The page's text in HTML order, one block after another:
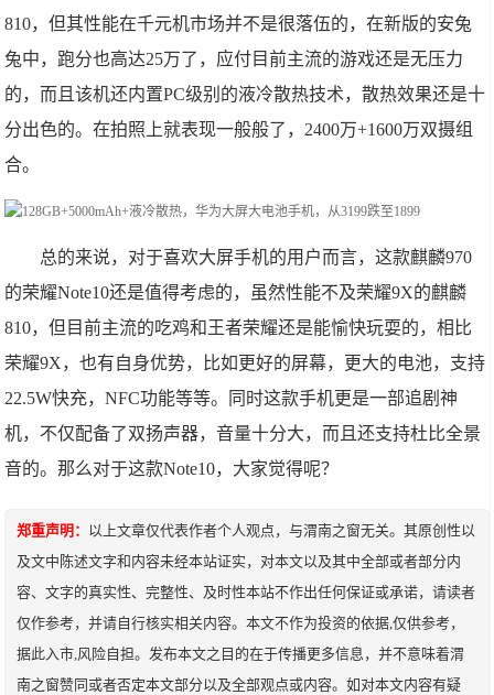
810，但其性能在千元机市场并不是很落伍的，在新版的安兔
兔中，跑分也高达25万了，应付目前主流的游戏还是无压力
的，而且该机还内置PC级别的液冷散热技术，散热效果还是十
分出色的。在拍照上就表现一般般了，2400万+1600万双摄组
合。
总的来说，对于喜欢大屏手机的用户而言，这款麒麟970
的荣耀Note10还是值得考虑的，虽然性能不及荣耀9X的麒麟
810，但目前主流的吃鸡和王者荣耀还是能愉快玩耍的，相比
荣耀9X，也有自身优势，比如更好的屏幕，更大的电池，支持
22.5W快充，NFC功能等等。同时这款手机更是一部追剧神
机，不仅配备了双扬声器，音量十分大，而且还支持杜比全景
音的。那么对于这款Note10，大家觉得呢？
郑重声明： 以上文章仅代表作者个人观点，与渭南之窗无关。其原创性以
及文中陈述文字和内容未经本站证实，对本文以及其中全部或者部分内
容、文字的真实性、完整性、及时性本站不作出任何保证或承诺，请读者
仅作参考，并请自行核实相关内容。本文不作为投资的依据,仅供参考，
据此入市,风险自担。发布本文之目的在于传播更多信息，并不意味着渭
南之窗赞同或者否定本文部分以及全部观点或内容。如对本文内容有疑